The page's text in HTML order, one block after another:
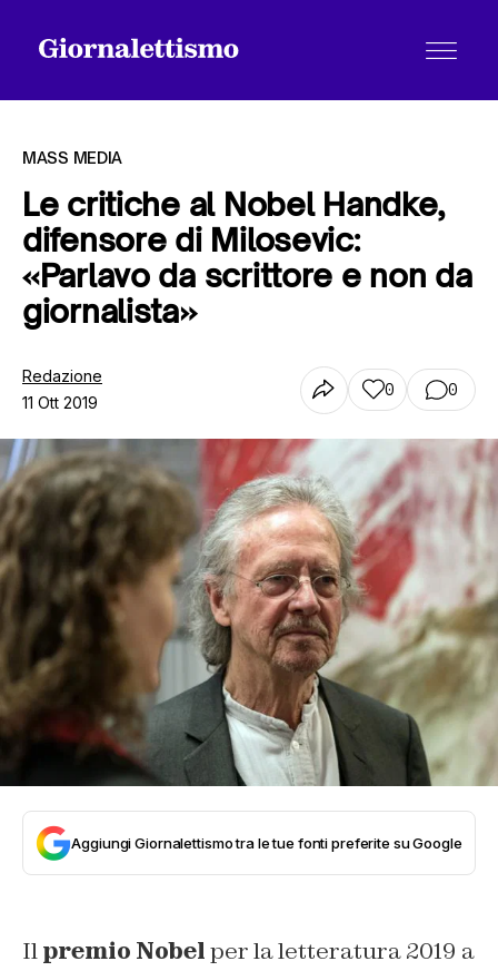
Tutti gli articoli
Chi siamo
MASS MEDIA
Le critiche al Nobel Handke,
difensore di Milosevic:
«Parlavo da scrittore e non da
giornalista»
Redazione
11 Ott 2019
0 0
Aggiungi Giornalettismo tra le tue fonti preferite su Google
Ilpremio Nobelper la letteratura 2019 a